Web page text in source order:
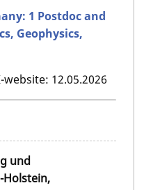
1 Postdoc and
Geophysics,
12.05.2026
und
Holstein,